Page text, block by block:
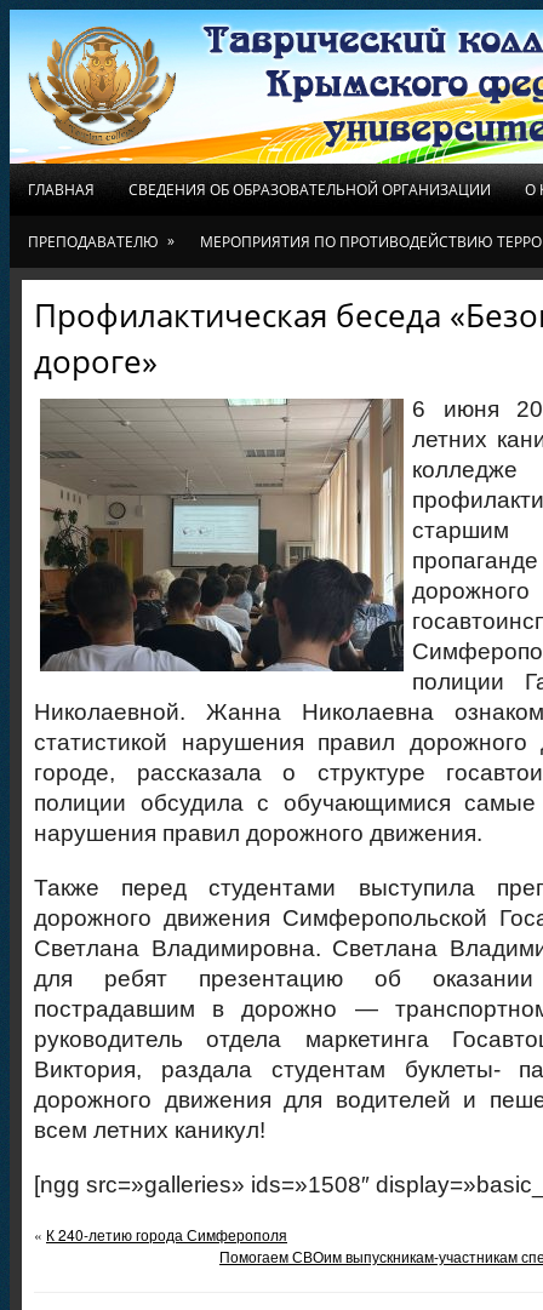
ГЛАВНАЯ СВЕДЕНИЯ ОБ ОБРАЗОВАТЕЛЬНОЙ ОРГАНИЗАЦИИ О
ПРЕПОДАВАТЕЛЮ » МЕРОПРИЯТИЯ ПО ПРОТИВОДЕЙСТВИЮ
Профилактическая беседа
дороге»
6 июня
летних
старшим
полиции
Николаевной. Жанна Николаевна
статистикой нарушения правил
городе, рассказала о структуре
полиции обсудила с обучающимися самые
нарушения правил дорожного движения.
Также перед студентами выступила
дорожного движения Симферопольской
Светлана Владимировна. Светлана
для ребят презентацию об
пострадавшим в дорожно —
руководитель отдела маркетинга
Виктория, раздала студентам буклеты-
дорожного движения для водителей и
всем летних каникул!
[ngg src=»galleries» ids=»1508″
« К 240-летию города Симферополя
Помогаем СВОим выпускникам-участникам